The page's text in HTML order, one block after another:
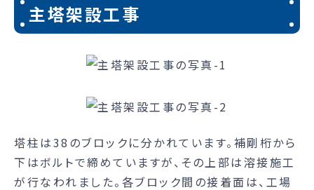
主塔架設工事
塔柱は38のブロックに分かれています。補剛桁から
下はボルトで締めていますが、その上部は溶接施工
が行なわれました。各ブロック間の接着面は、工場